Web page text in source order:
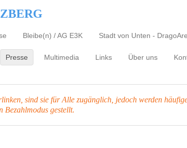
Bleibe(n) / AG E3K Stadt von Unten -
Presse Multimedia Links Über uns
sind sie für Alle zugänglich, jedoch werden
Bezahlmodus gestellt.